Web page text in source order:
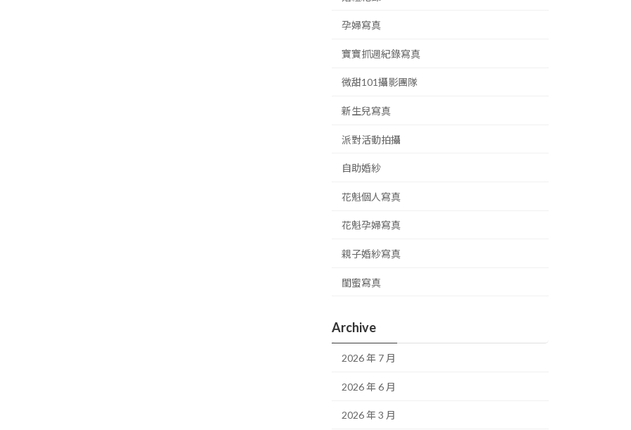
孕婦寫真
寶寶抓週紀錄寫真
微甜101攝影團隊
新生兒寫真
派對活動拍攝
自助婚紗
花魁個人寫真
花魁孕婦寫真
親子婚紗寫真
閨蜜寫真
Archive
2026 年 7 月
2026 年 6 月
2026 年 3 月